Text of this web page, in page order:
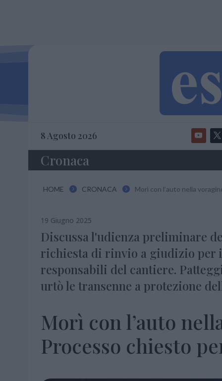
8 Agosto 2026
Cronaca
HOME  CRONACA  Morì con l’auto nella
19 Giugno 2025
Discussa l'udienza preliminare
richiesta di rinvio a giudizio per
responsabili del cantiere.
urtò le transenne a protezione
Morì con l’auto
Processo chiesto